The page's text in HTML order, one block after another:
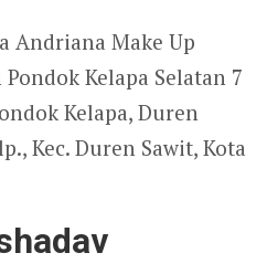
Andriana Make Up
Kelapa Selatan 7
Kelapa, Duren
Kec. Duren Sawit, Kota